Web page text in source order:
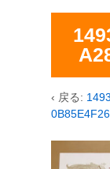
‹ 戻る: